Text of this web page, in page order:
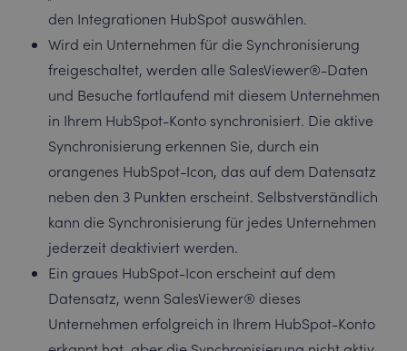
den Integrationen HubSpot auswählen.
Wird ein Unternehmen für die Synchronisierung
freigeschaltet, werden alle SalesViewer®-Daten
und Besuche fortlaufend mit diesem Unternehmen
in Ihrem HubSpot-Konto synchronisiert. Die aktive
Synchronisierung erkennen Sie, durch ein
orangenes HubSpot-Icon, das auf dem Datensatz
neben den 3 Punkten erscheint. Selbstverständlich
kann die Synchronisierung für jedes Unternehmen
jederzeit deaktiviert werden.
Ein graues HubSpot-Icon erscheint auf dem
Datensatz, wenn SalesViewer® dieses
Unternehmen erfolgreich in Ihrem HubSpot-Konto